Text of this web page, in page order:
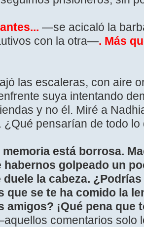
—se acicaló la
con la otra—. Más
las escaleras, con aire
suya intentando
y no él. Miré a
¿Qué pensarían de todo
memoria está borrosa.
habernos golpeado un
duele la cabeza.
que se te ha comido la
amigos? ¡Qué pena
comentarios solo